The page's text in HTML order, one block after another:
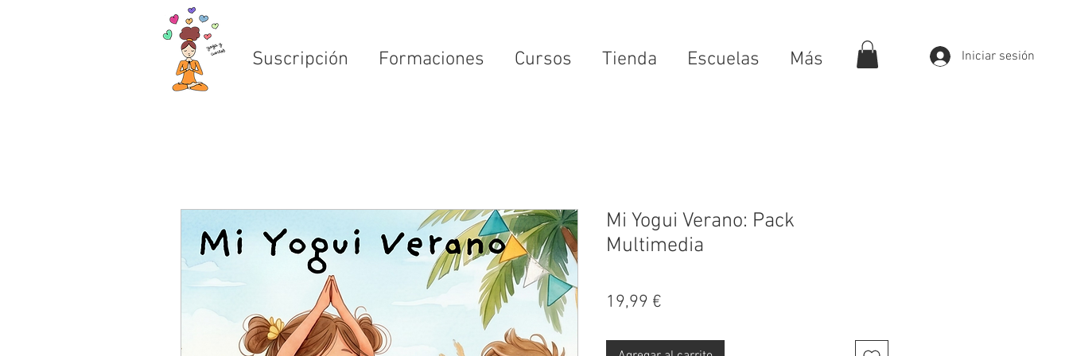
Suscripción Formaciones Cursos Tienda Escuelas Más Iniciar sesión
Mi Yogui Verano: Pack
Multimedia
19,99 €